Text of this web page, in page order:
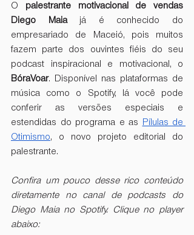
O palestrante motivacional de vendas
Diego Maia já é conhecido do
empresariado de Maceió, pois muitos
fazem parte dos ouvintes fiéis do seu
BóraVoar. Disponível nas plataformas de
música como o Spotify, lá você pode
conferir as versões especiais e
estendidas do programa e as
Pílulas de
Otimismo, o novo projeto editorial do
palestrante.
Confira um pouco desse rico conteúdo
diretamente no canal de podcasts do
Diego Maia no Spotify. Clique no player
abaixo: